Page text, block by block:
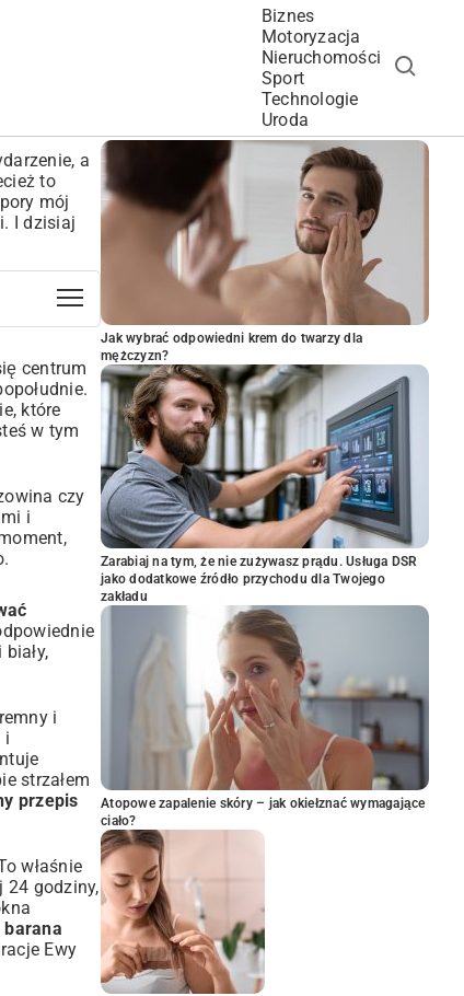
Biznes
Motoryzacja
Nieruchomości
Sport
Technologie
Uroda
a
to
mój
I dzisiaj
centrum
które
w tym
czy
i
i
i
strzałem
przepis
właśnie
24 godziny,
Ewy
POPULARNE ARTYKUŁY
Jak wybrać odpowiedni krem do twarzy dla
mężczyzn?
Zarabiaj na tym, że nie zużywasz prądu. Usługa DSR
jako dodatkowe źródło przychodu dla Twojego
zakładu
Atopowe zapalenie skóry – jak okiełznać wymagające
ciało?